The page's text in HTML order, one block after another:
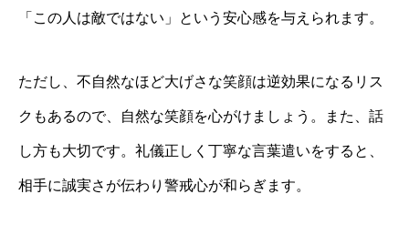
「この人は敵ではない」という安心感を与えられます。
ただし、不自然なほど大げさな笑顔は逆効果になるリス
クもあるので、自然な笑顔を心がけましょう。また、話
し方も大切です。礼儀正しく丁寧な言葉遣いをすると、
相手に誠実さが伝わり警戒心が和らぎます。